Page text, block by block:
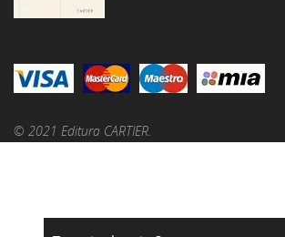
© 2021 Editura CARTIER.